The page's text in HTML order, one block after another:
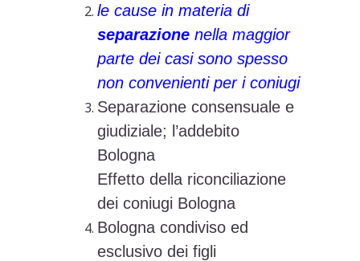
le cause in materia di
separazione nella maggior
parte dei casi sono spesso
non convenienti per i coniugi
Separazione consensuale e
giudiziale; l’addebito
Bologna
Effetto della riconciliazione
dei coniugi Bologna
Bologna condiviso ed
esclusivo dei figli